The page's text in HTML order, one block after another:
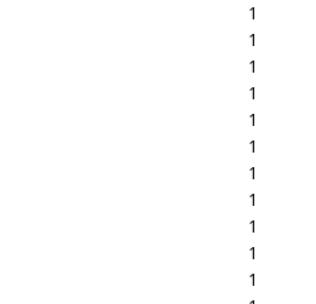
1
1
1
1
1
1
1
1
1
1
1